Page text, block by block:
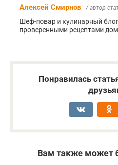
Алексей Смирнов / автор
Шеф-повар и кулинарный
проверенными рецептами
Понравилась
Вам также может